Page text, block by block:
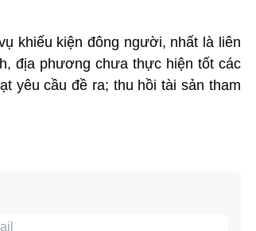
khiếu kiện đông người, nhất là liên
địa phương chưa thực hiện tốt các
yêu cầu đề ra; thu hồi tài sản tham